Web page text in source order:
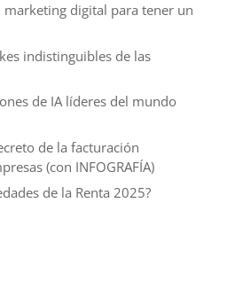
marketing digital para tener un
indistinguibles de las
de IA líderes del mundo
de la facturación
(con INFOGRAFÍA)
de la Renta 2025?